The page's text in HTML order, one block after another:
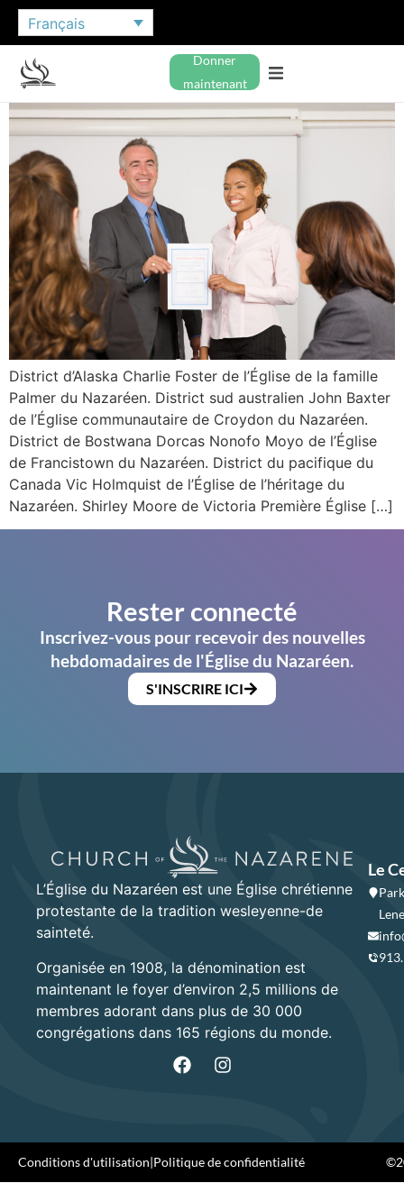
Français
Donner
maintenant
District d’Alaska Charlie Foster de l’Église de la famille
Palmer du Nazaréen. District sud australien John Baxter
de l’Église communautaire de Croydon du Nazaréen.
District de Bostwana Dorcas Nonofo Moyo de l’Église
de Francistown du Nazaréen. District du pacifique du
Canada Vic Holmquist de l’Église de l’héritage du
Nazaréen. Shirley Moore de Victoria Première Église […]
Rester connecté
Inscrivez-vous pour recevoir des nouvelles
hebdomadaires de l'Église du Nazaréen.
S'INSCRIRE ICI
L’Église du Nazaréen est une Église chrétienne
protestante de la tradition wesleyenne-de
sainteté.
Organisée en 1908, la dénomination est
maintenant le foyer d’environ 2,5 millions de
membres adorant dans plus de 30 000
congrégations dans 165 régions du monde.
Le
Conditions d'utilisation|Politique de confidentialité